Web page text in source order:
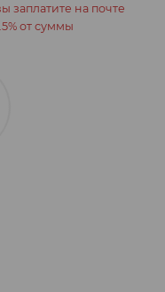
заплатите на почте
от суммы